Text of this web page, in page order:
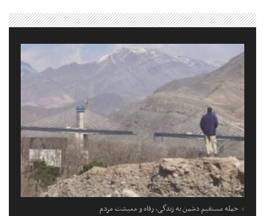
حمله مستقیم دشمن به زندگی، رفاه و معیشت مردم